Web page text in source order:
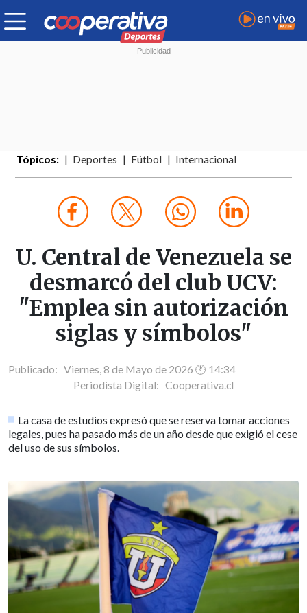
Tópicos: Deportes Fútbol Internacional
U. Central de Venezuela se
desmarcó del club UCV:
"Emplea sin autorización
siglas y símbolos"
Publicado: Viernes, 8 de Mayo de 2026 🕐 14:34
Periodista Digital: Cooperativa.cl
La casa de estudios expresó que se reserva tomar acciones
legales, pues ha pasado más de un año desde que exigió el cese
del uso de sus símbolos.